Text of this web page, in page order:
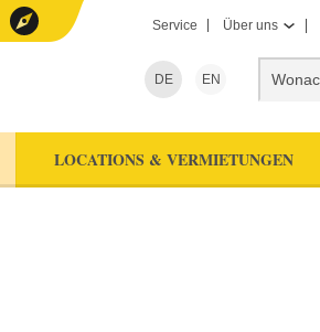
Service Über uns
DE EN
LOCATIONS & VERMIETUNGEN